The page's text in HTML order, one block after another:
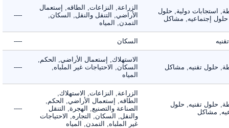
استجابات دولية, حلول
إجتماعيه, مشاكل
الزراعة, النزاعات, الطاقه, إستعمال
الأراضي, التنقل والنقل, السكان,
التمدن, المياه
----
السكان ----
حلول تقنيه, مشاكل
الاستهلاك, إستعمال الأراضي, الحكم,
السكان, الاحتياجات غير الملباه,
المياه
----
حلول تقنيه, حلول
مشاكل
الزراعة, النزاعات, الاستهلاك,
الطاقه, إستعمال الأراضي, الحكم,
الصناعة والتصنيع, الهجرة, التنقل
والنقل, السكان, التجاره, الاحتياجات
غير الملباه, التمدن, المياه
----